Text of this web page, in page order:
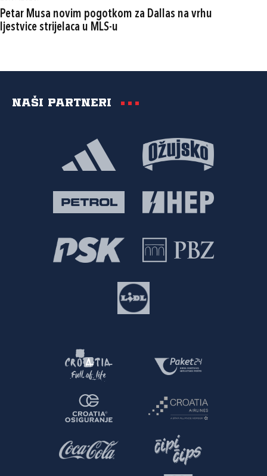
Petar Musa novim pogotkom za Dallas na vrhu
ljestvice strijelaca u MLS-u
Naši partneri